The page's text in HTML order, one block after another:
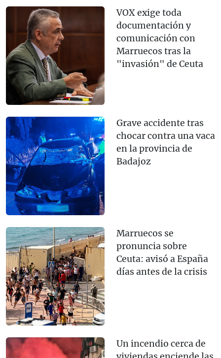
VOX exige toda
documentación y
comunicación con
Marruecos tras la
"invasión" de Ceuta
Grave accidente tras
chocar contra una vaca
en la provincia de
Badajoz
Marruecos se
pronuncia sobre
Ceuta: avisó a España
días antes de la crisis
Un incendio cerca de